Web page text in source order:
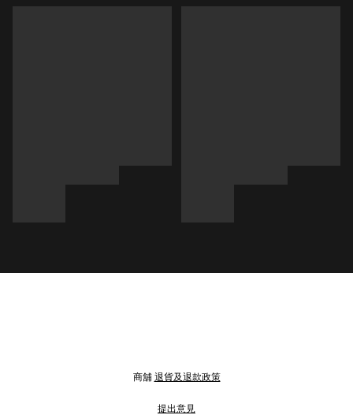
商舖退貨及退款政策
提出意見